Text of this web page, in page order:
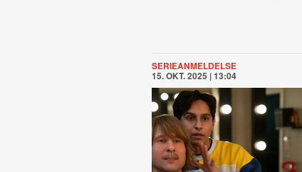
SERIEANMELDELSE
15. OKT. 2025 | 13:04